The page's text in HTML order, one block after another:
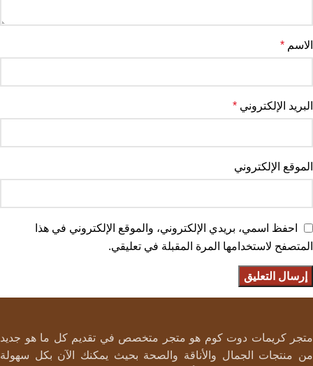
الاسم *
البريد الإلكتروني *
الموقع الإلكتروني
احفظ اسمي، بريدي الإلكتروني، والموقع الإلكتروني في هذا
المتصفح لاستخدامها المرة المقبلة في تعليقي.
متجر كريمات دوت كوم هو متجر متخصص في تقديم كل ما هو جديد
من منتجات الجمال والأناقة والصحة بحيث يمكنك الآن بكل سهولة